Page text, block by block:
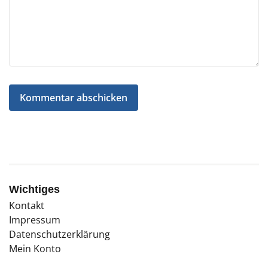
Wichtiges
Kontakt
Impressum
Datenschutzerklärung
Mein Konto